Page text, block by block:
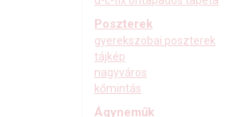
Poszterek
gyerekszobai poszterek
tájkép
nagyváros
kőmintás
Ágyneműk